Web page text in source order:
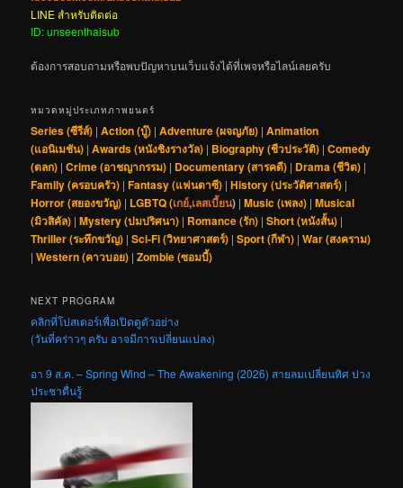
LINE สำหรับติดต่อ
ID: unseenthaisub
ต้องการสอบถามหรือพบปัญหาบนเว็บแจ้งได้ที่เพจหรือไลน์เลยครับ
หมวดหมู่ประเภทภาพยนตร์
Series (ซีรีส์) |Action (บู๊) |Adventure (ผจญภัย) |Animation
(แอนิเมชัน) |Awards (หนังชิงรางวัล) | Biography (ชีวประวัติ) |Comedy
(ตลก) |Crime (อาชญากรรม) | Documentary (สารคดี) | Drama (ชีวิต) |
Family (ครอบครัว) |Fantasy (แฟนตาซี) |History (ประวัติศาสตร์) |
Horror (สยองขวัญ) | LGBTQ (เกย์,เลสเบี้ยน) |Music (เพลง) |Musical
(มิวสิคัล) |Mystery (ปมปริศนา) | Romance (รัก) |Short (หนังสั้น) |
Thriller (ระทึกขวัญ) |Sci-Fi (วิทยาศาสตร์) |Sport (กีฬา) |War (สงคราม)
|Western (คาวบอย) |Zombie (ซอมบี้)
NEXT PROGRAM
คลิกที่โปสเตอร์เพื่อเปิดดูตัวอย่าง
(วันที่คร่าวๆ ครับ อาจมีการเปลี่ยนแปลง)
อา 9 ส.ค. – Spring Wind – The Awakening (2026) สายลมเปลี่ยนทิศ ปวง
ประชาตื่นรู้